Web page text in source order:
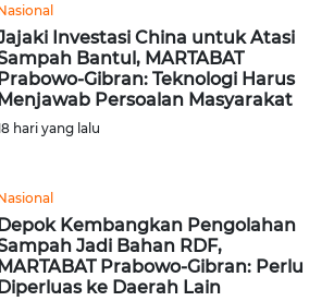
Investasi China untuk Atasi
Bantul, MARTABAT
Gibran: Teknologi Harus
Persoalan Masyarakat
hari yang lalu
Kembangkan Pengolahan
Jadi Bahan RDF,
Prabowo-Gibran: Perlu
ke Daerah Lain